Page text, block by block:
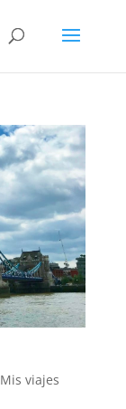
Mis viajes